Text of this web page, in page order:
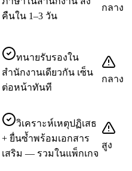
คืนใน 1–3 วัน
กลาง
ทนายรับรองใน
สำนักงานเดียวกัน เซ็น
ต่อหน้าทันที
กลาง
วิเคราะห์เหตุปฏิเสธ
+ ยื่นซ้ำพร้อมเอกสาร
เสริม — รวมในแพ็กเกจ
สูง